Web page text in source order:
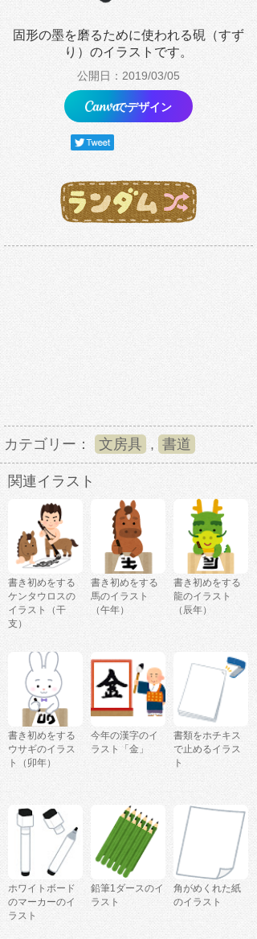
固形の墨を磨るために使われる硯（すず
り）のイラストです。
公開日：2019/03/05
でデザイン
カテゴリー： 文房具 , 書道
関連イラスト
書き初めをする
ケンタウロスの
イラスト（干
支）
書き初めをする
馬のイラスト
（午年）
書き初めをする
龍のイラスト
（辰年）
書き初めをする
ウサギのイラス
ト（卯年）
今年の漢字のイ
ラスト「金」
書類をホチキス
で止めるイラス
ト
ホワイトボード
のマーカーのイ
ラスト
鉛筆1ダースのイ
ラスト
角がめくれた紙
のイラスト